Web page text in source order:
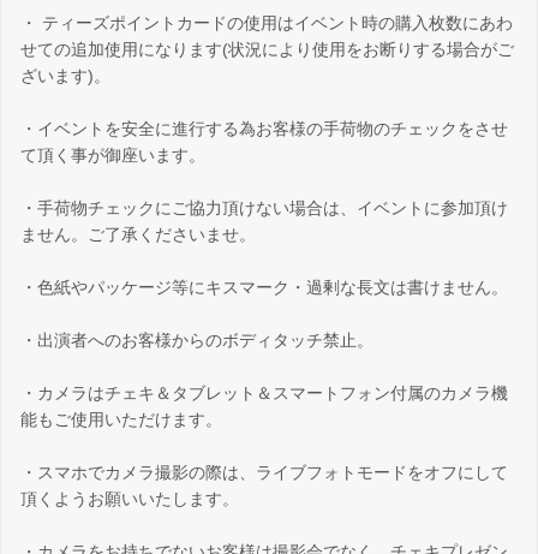
・ ティーズポイントカードの使用はイベント時の購入枚数にあわ
せての追加使用になります(状況により使用をお断りする場合がご
ざいます)。
・イベントを安全に進行する為お客様の手荷物のチェックをさせ
て頂く事が御座います。
・手荷物チェックにご協力頂けない場合は、イベントに参加頂け
ません。ご了承くださいませ。
・色紙やパッケージ等にキスマーク・過剰な長文は書けません。
・出演者へのお客様からのボディタッチ禁止。
・カメラはチェキ＆タブレット＆スマートフォン付属のカメラ機
能もご使用いただけます。
・スマホでカメラ撮影の際は、ライブフォトモードをオフにして
頂くようお願いいたします。